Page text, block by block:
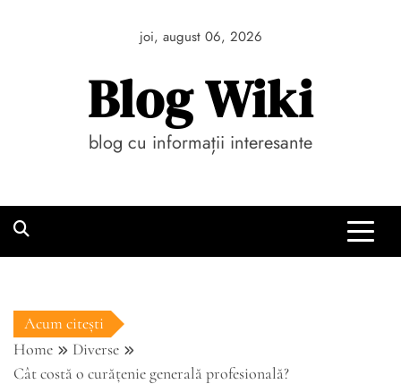
joi, august 06, 2026
Blog Wiki
blog cu informații interesante
Acum citești
Home
Diverse
Cât costă o curățenie generală profesională?